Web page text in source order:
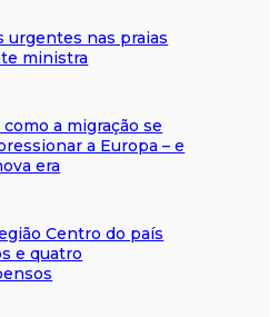
urgentes nas praias
ministra
a migração se
a Europa – e
era
Centro do país
e quatro